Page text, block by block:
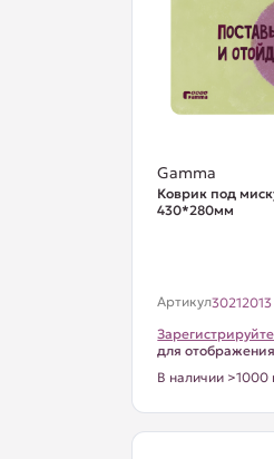
Gamma
Коврик под
430*280мм
Артикул30212013
для
В наличии >1000